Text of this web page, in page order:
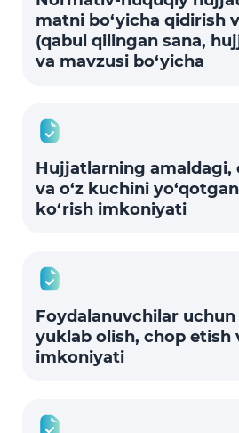
matni bo‘yicha qidirish
(qabul qilingan sana,
va mavzusi bo‘yicha
Hujjatlarning amaldagi,
va o‘z kuchini
ko‘rish imkoniyati
Foydalanuvchilar
yuklab olish, chop etish
imkoniyati